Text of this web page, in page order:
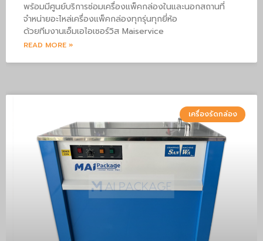
พร้อมมีศูนย์บริการซ่อมเครื่องแพ็คกล่องในและนอกสถานที่
จำหน่ายอะไหล่เครื่องแพ็คกล่องทุกรุ่นทุกยี่ห้อ
ด้วยทีมงานเอ็มเอไอเซอร์วิส Maiservice
READ MORE »
เครื่องรัดกล่อง